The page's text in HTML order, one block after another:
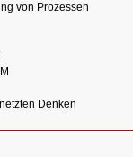
von Prozessen
Denken